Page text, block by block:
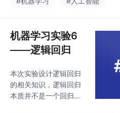
机器学习实验6
——逻辑回归
本次实验设计逻辑回归
的相关知识，逻辑回归
本质并不是一个回归问